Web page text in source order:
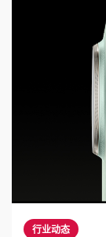
行业动态